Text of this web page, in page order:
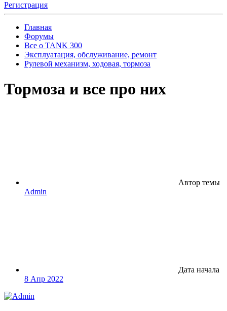
Регистрация
Главная
Форумы
Все о TANK 300
Эксплуатация, обслуживание, ремонт
Рулевой механизм, ходовая, тормоза
Тормоза и все про них
Автор темы
Admin
Дата начала
8 Апр 2022